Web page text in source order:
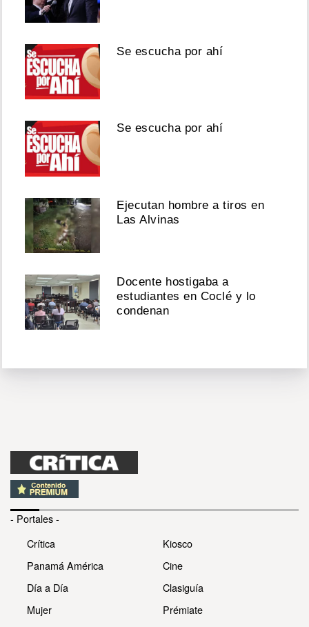
Se escucha por ahí
Se escucha por ahí
Ejecutan hombre a tiros en
Las Alvinas
Docente hostigaba a
estudiantes en Coclé y lo
condenan
- Portales -
Crítica
Panamá América
Día a Día
Mujer
Kiosco
Cine
Clasiguía
Prémiate